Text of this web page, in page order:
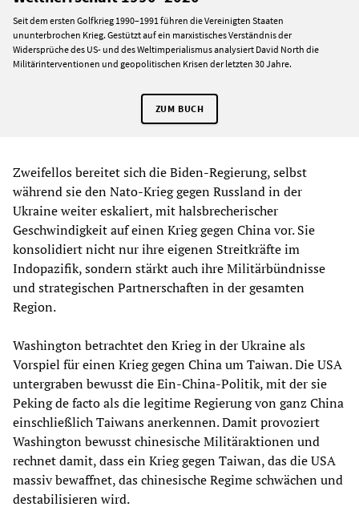
Seit dem ersten Golfkrieg 1990–1991 führen die Vereinigten Staaten
ununterbrochen Krieg. Gestützt auf ein marxistisches Verständnis der
Widersprüche des US- und des Weltimperialismus analysiert David North die
Militärinterventionen und geopolitischen Krisen der letzten 30 Jahre.
ZUM BUCH
Zweifellos bereitet sich die Biden-Regierung, selbst
während sie den Nato-Krieg gegen Russland in der
Ukraine weiter eskaliert, mit halsbrecherischer
Geschwindigkeit auf einen Krieg gegen China vor. Sie
konsolidiert nicht nur ihre eigenen Streitkräfte im
Indopazifik, sondern stärkt auch ihre Militärbündnisse
und strategischen Partnerschaften in der gesamten
Region.
Washington betrachtet den Krieg in der Ukraine als
Vorspiel für einen Krieg gegen China um Taiwan. Die USA
untergraben bewusst die Ein-China-Politik, mit der sie
Peking de facto als die legitime Regierung von ganz China
einschließlich Taiwans anerkennen. Damit provoziert
Washington bewusst chinesische Militäraktionen und
rechnet damit, dass ein Krieg gegen Taiwan, das die USA
massiv bewaffnet, das chinesische Regime schwächen und
destabilisieren wird.